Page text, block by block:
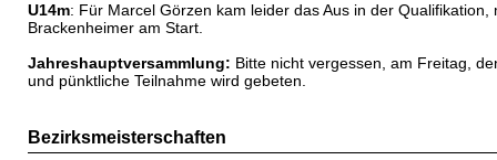
U14m: Für Marcel Görzen kam leider das Aus in der
Brackenheimer am Start.
Jahreshauptversammlung: Bitte nicht vergessen, am Freitag,
und pünktliche Teilnahme wird gebeten.
Bezirksmeisterschaften